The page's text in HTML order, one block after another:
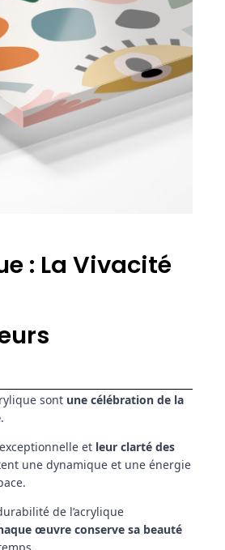
: La Vivacité
sont une célébration de la
.
et leur clarté des
une dynamique et une énergie
de l’acrylique
œuvre conserve sa beauté